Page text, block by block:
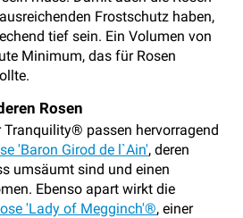
Frostschutz haben,
tief sein. Ein Volumen von
Minimum, das für Rosen
Rosen
Tranquility® passen hervorragend
'Baron Girod de l`Ain', deren
umsäumt sind und einen
Ebenso apart wirkt die
'Lady of Megginch'®, einer